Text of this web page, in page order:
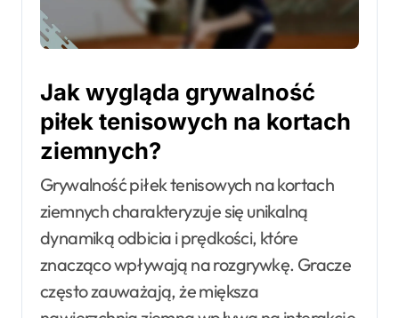
Jak wygląda grywalność
piłek tenisowych na kortach
ziemnych?
Grywalność piłek tenisowych na kortach
ziemnych charakteryzuje się unikalną
dynamiką odbicia i prędkości, które
znacząco wpływają na rozgrywkę. Gracze
często zauważają, że miększa